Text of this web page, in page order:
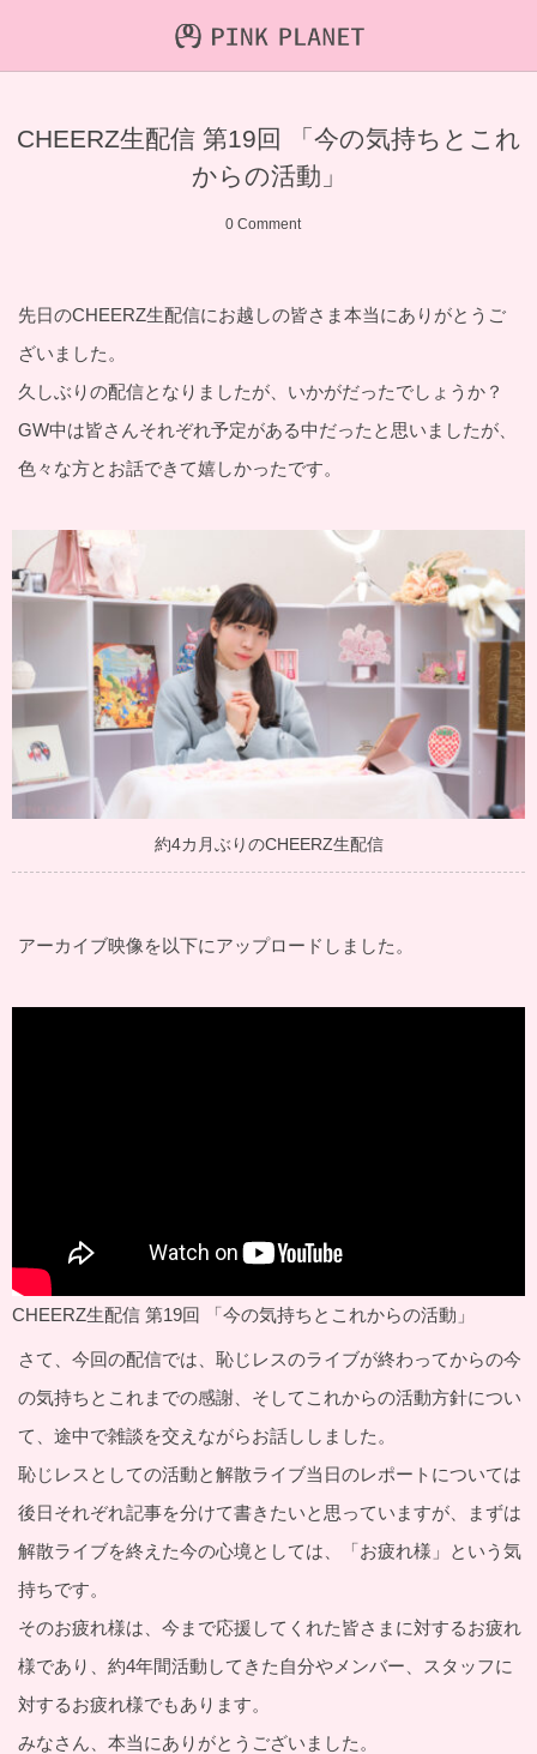
CHEERZ生配信 第19回 「今の気持ちとこれ
からの活動」
0 Comment
先日のCHEERZ生配信にお越しの皆さま本当にありがとうご
ざいました。
久しぶりの配信となりましたが、いかがだったでしょうか？
GW中は皆さんそれぞれ予定がある中だったと思いましたが、
色々な方とお話できて嬉しかったです。
約4カ月ぶりのCHEERZ生配信
アーカイブ映像を以下にアップロードしました。
CHEERZ生配信 第19回 「今の気持ちとこれからの活動」
さて、今回の配信では、恥じレスのライブが終わってからの今
の気持ちとこれまでの感謝、そしてこれからの活動方針につい
て、途中で雑談を交えながらお話ししました。
恥じレスとしての活動と解散ライブ当日のレポートについては
後日それぞれ記事を分けて書きたいと思っていますが、まずは
解散ライブを終えた今の心境としては、「お疲れ様」という気
持ちです。
そのお疲れ様は、今まで応援してくれた皆さまに対するお疲れ
様であり、約4年間活動してきた自分やメンバー、スタッフに
対するお疲れ様でもあります。
みなさん、本当にありがとうございました。
ICHIJO AOI
Farout
NEWS&TOPIC
MAINTENANCE